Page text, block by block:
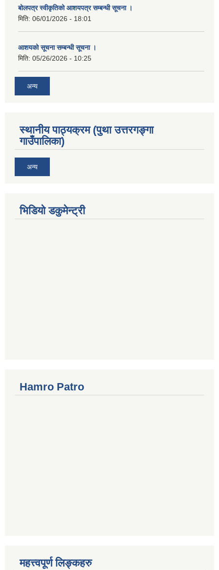
बोलपत्र स्वीकृतिको आशयपत्र सम्बन्धी सूचना ।
मिति: 06/01/2026 - 18:01
आशयको सूचना सम्बन्धी सूचना ।
मिति: 05/26/2026 - 10:25
अन्य
स्थानीय पाठ्यक्रम (पुथा उत्तरगङ्गा
गाउँपालिका)
अन्य
भिडियो डकुमेन्ट्री
Hamro Patro
महत्त्वपूर्ण लिङ्कहरु